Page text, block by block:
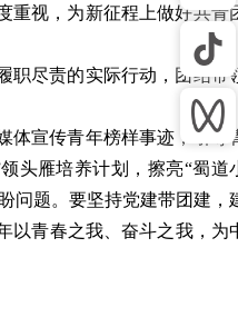
重视，为新征程上做好共青
职尽责的实际行动，团结带
体宣传青年榜样事迹，引导
头雁培养计划，擦亮“蜀道
问题。要坚持党建带团建，
以青春之我、奋斗之我，为